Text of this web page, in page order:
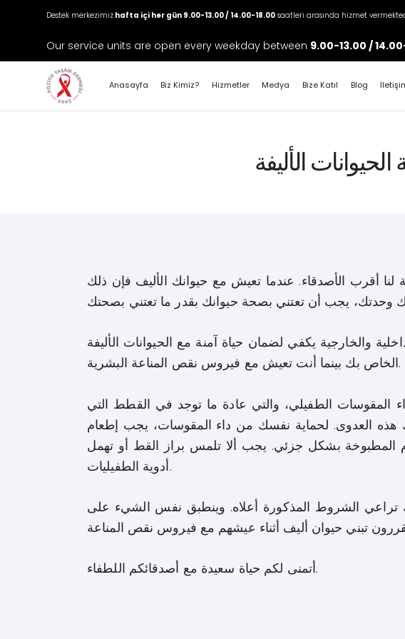
Destek merkezimiz hafta içi her gün 9.00-13.00 / 14.00-18.00 saatleri arasında hizmet
Our service units are open every weekday between 9.00-13.00 /
Anasayfa Biz Kimiz? Hizmetler Medya Bize Katıl Blog
الأليفة
لنا أقرب الأصدقاء. عندما تعيش مع حيوانك الأليف فإن ذلك
والخارجية يكفي لضمان حياة آمنة مع الحيوانات الأليفة
الخاص بك بينما أنت تعيش مع فيروس نقص المناعة البشرية.
المقوسات الطفيلي، والتي عادة ما توجد في القطط التي
هذه العدوى. لحماية نفسك من داء المقوسات، يجب إطعام
المطبوخة بشكل جزئي. يجب ألا تلمس براز القط أو تهمل
أدوية الطفيليات.
تراعي الشروط المذكورة أعلاه. وينطبق نفس الشيء على
أتمنى لكم حياة سعيدة مع أصدقائكم اللطفاء.